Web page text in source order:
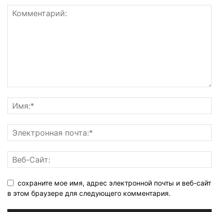
сохраните мое имя, адрес электронной почты и веб-сайт
в этом браузере для следующего комментария.